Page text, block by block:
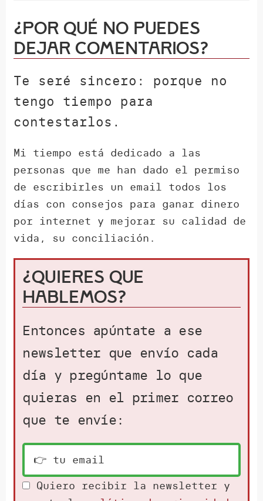
¿Por qué NO puedes
dejar comentarios?
Te seré sincero: porque no
tengo tiempo para
contestarlos.
Mi tiempo está dedicado a las
personas que me han dado el permiso
de escribirles un email todos los
días con consejos para ganar dinero
por internet y mejorar su calidad de
vida, su conciliación.
¿Quieres que
hablemos?
Entonces apúntate a ese
newsletter que envío cada
día y pregúntame lo que
quieras en el primer correo
que te envíe:
Quiero recibir la newsletter y